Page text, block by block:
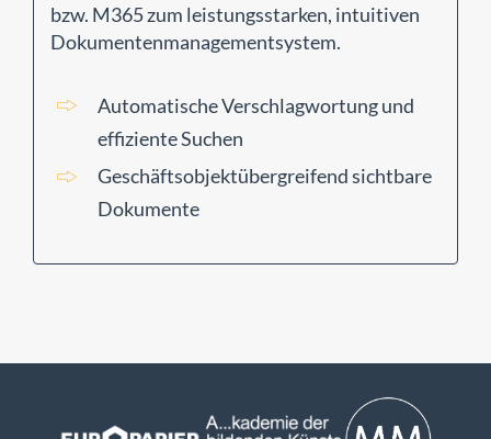
bzw. M365 zum leistungsstarken, intuitiven
Dokumentenmanagementsystem.
Automatische Verschlagwortung und
effiziente Suchen
Geschäftsobjektübergreifend sichtbare
Dokumente